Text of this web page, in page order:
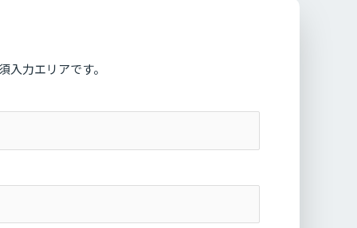
入力エリアです。